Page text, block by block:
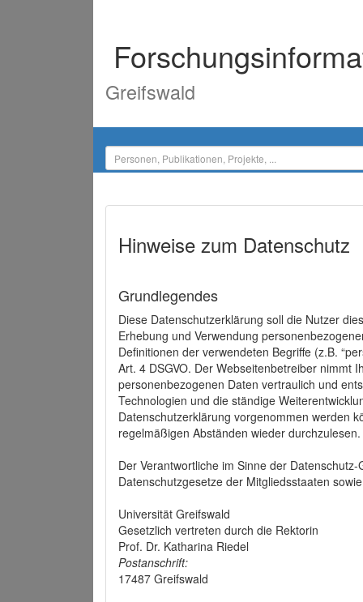
Greifswald
Hinweise zum Datenschutz
Grundlegendes
Diese Datenschutzerklärung soll die Nutzer
Erhebung und Verwendung
Definitionen der verwendeten Begriffe (z.B.
Art. 4 DSGVO. Der Webseitenbetreiber nimmt
personenbezogenen Daten vertraulich und
Technologien und die ständige
Datenschutzerklärung vorgenommen werden
regelmäßigen Abständen wieder durchzulesen.
Der Verantwortliche im Sinne der
Datenschutzgesetze der Mitgliedsstaaten
Universität Greifswald
Gesetzlich vertreten durch die Rektorin
Prof. Dr. Katharina Riedel
Postanschrift:
17487 Greifswald